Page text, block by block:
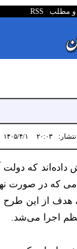
و مطلب RSS
۲۰:۰۳ ۱۴۰۵/۴/۱
داده‌اند که
که در صورت
هدف از این
اجرا می‌شد.